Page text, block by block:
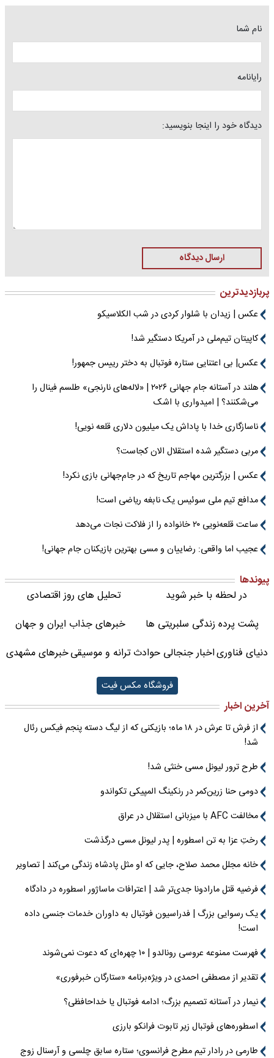
نام شما
رایانامه
دیدگاه خود را اینجا بنویسید:
ارسال دیدگاه
پربازدیدترین
عکس | زیدان با شلوار کردی در شب الکلاسیکو
کاپیتان تیم‌ملی در آمریکا دستگیر شد!
عکس| بی اعتنایی ستاره فوتبال به دختر رییس جمهور!
هلند در آستانه جام جهانی ۲۰۲۶ | «لاله‌های نارنجی» طلسم فینال را
می‌شکنند؟ | امیدواری با اشک
ناسازگاری خدا با پاداش یک میلیون دلاری قلعه نویی!
مربی دستگیر شده استقلال الان کجاست؟
عکس | بزرگترین مهاجم تاریخ که در جام‌جهانی بازی نکرد!
مدافع تیم ملی سوئیس یک نابغه ریاضی است!
ساعت قلعه‌نویی ۲۰ خانواده را از فلاکت نجات می‌دهد
عجیب اما واقعی: رضاییان و مسی بهترین بازیکنان جام جهانی!
پیوندها
در لحظه با خبر شوید
تحلیل های روز اقتصادی
پشت پرده زندگی سلبریتی ها
خبرهای جذاب ایران و جهان
دنیای فناوریاخبار جنجالی حوادثترانه و موسیقیخبرهای مشهدی
فروشگاه مکس فیت
آخرین اخبار
از فرش تا عرش در ۱۸ ماه؛ بازیکنی که از لیگ دسته پنجم فیکس رئال
شد!
طرح ترور لیونل مسی خنثی شد!
دومی حنا زرین‌کمر در رنکینگ المپیکی تکواندو
مخالفت AFC با میزبانی استقلال در عراق
رختِ عزا به تن اسطوره | پدر لیونل مسی درگذشت
خانه مجلل محمد صلاح، جایی که او مثل پادشاه زندگی می‌کند | تصاویر
فرضیه قتل مارادونا جدی‌تر شد | اعترافات ماساژور اسطوره در دادگاه
یک رسوایی بزرگ | فدراسیون فوتبال به داوران خدمات جنسی داده
است!
فهرست ممنوعه عروسی رونالدو | ۱۰ چهره‌ای که دعوت نمی‌شوند
تقدیر از مصطفی احمدی در ویژه‌برنامه «ستارگان خبرفوری»
نیمار در آستانه تصمیم بزرگ؛ ادامه فوتبال یا خداحافظی؟
اسطوره‌های فوتبال زیر تابوت فرانکو بارزی
طارمی در رادار تیم مطرح فرانسوی؛ ستاره سابق چلسی و آرسنال زوج